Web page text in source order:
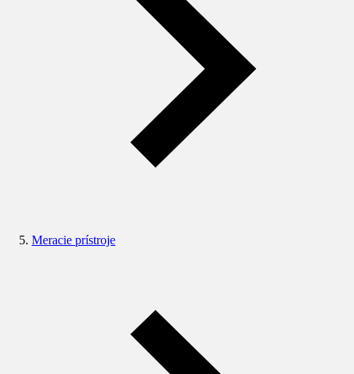
Meracie prístroje